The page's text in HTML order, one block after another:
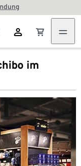
im